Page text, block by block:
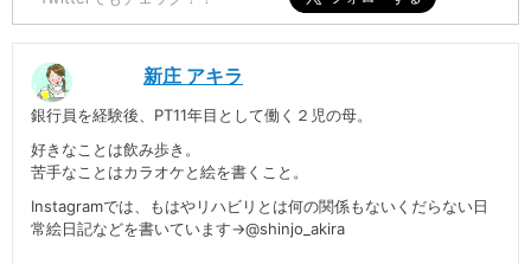
新庄 アキラ
銀行員を経験後、PT11年目として働く２児の母。
好きなことは飲み歩き。
苦手なことはカラオケと絵を書くこと。
Instagramでは、もはやリハビリとは何の関係もないくだらない日
常絵日記などを書いています→@shinjo_akira